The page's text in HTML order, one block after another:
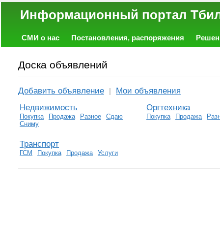
Информационный
СМИ о нас Постановления, распоряжения
Доска объявлений
Добавить объявление Мои объявления
Недвижимость
Покупка Продажа Разное
Сдаю
Сниму
Оргтехника
Покупка Продажа
Транспорт
ГСМ Покупка Продажа Услуги